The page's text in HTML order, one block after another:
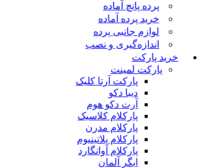
پرده پانچ آماده
خرید پرده آماده
لوازم جانبی پرده
اندازه‌گیری و نصب
خرید پارکت
پارکت لمینت
پارکت آرتا کلیک
دیبا دکو
آرت دکو هوم
پارکلام کلاسیک
پارکلام مدرن
پارکلام پلاتینیوم
پارکلام آوانگارد
ایگر آلمان